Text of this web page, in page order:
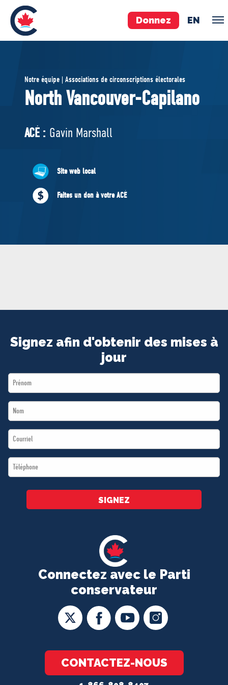
Donnez EN
ÉQUIPE
Pierre Poilievre
Vos députés conservateurs
Cabinet fantôme
Exécutif national
À PROPOS
Documents constitutifs
Notre équipe | Associations de circonscriptions électorales
North Vancouver-Capilano
ACÉ : Gavin Marshall
Site web local
Faites un don à votre ACÉ
Connectez avec le Parti
conservateur
CONTACTEZ-NOUS
Signez afin d'obtenir des mises à
jour
First
Name
Last
Name
Email
*
Téléphone
*
SIGNEZ